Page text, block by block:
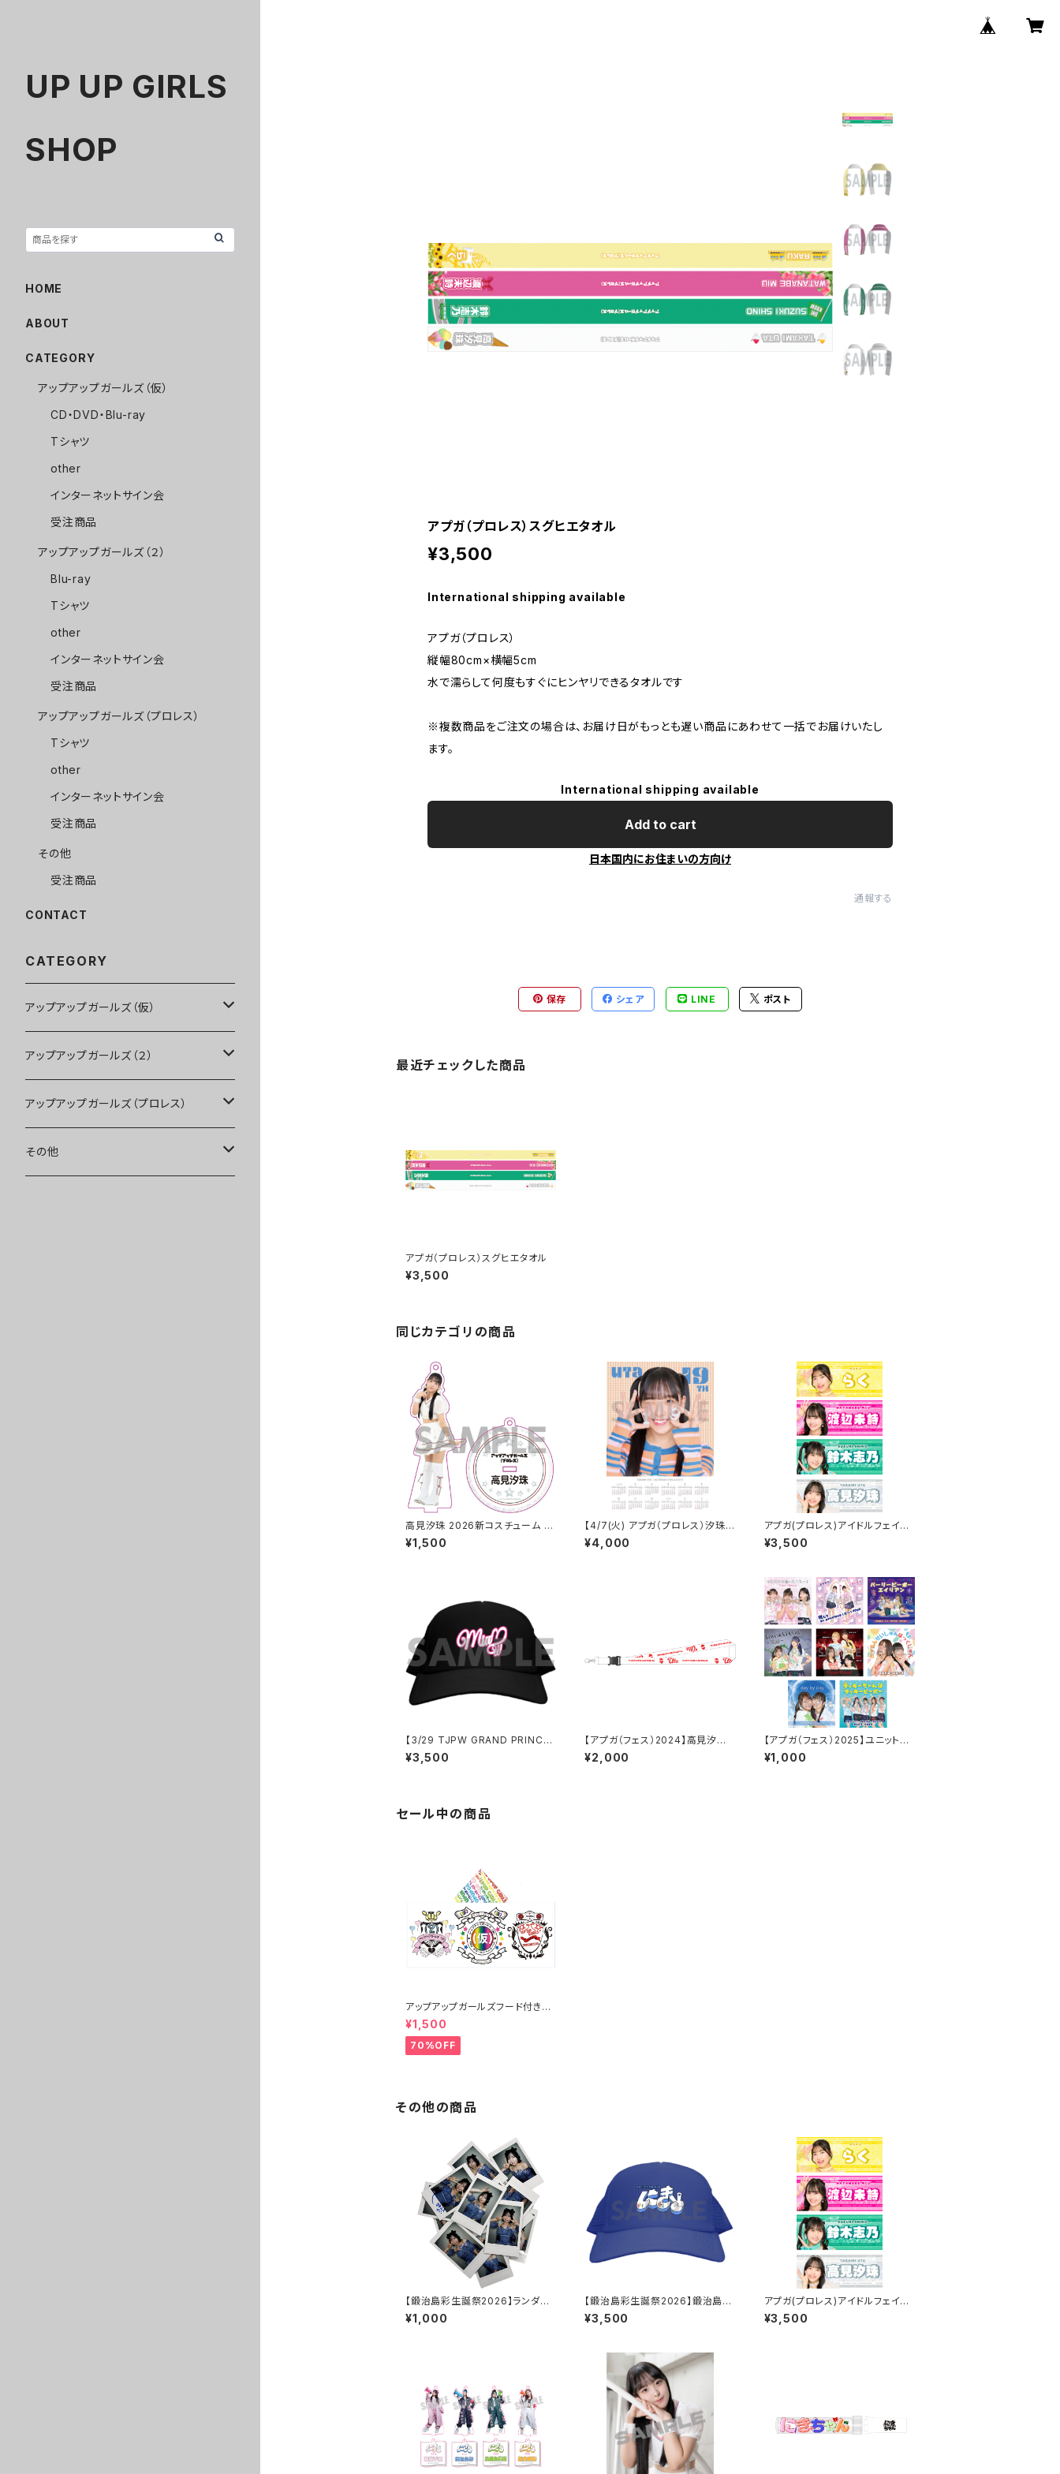
アプガ（プロレス）スグヒエタオル
¥3,500
International shipping available
アプガ（プロレス）
縦幅80cm×横幅5cm
水で濡らして何度もすぐにヒンヤリできるタオルです
※複数商品をご注文の場合は、お届け日がもっとも遅い商品にあわせて一括でお届けいたし
ます。
International shipping available
Add to cart
日本国内にお住まいの方向け
通報する
保存 シェア LINE ポスト
最近チェックした商品
アプガ（プロレス）スグヒエタオル
¥3,500
同じカテゴリの商品
高見汐珠 2026新コスチューム ア
クリルスタンドキーホルダー
¥1,500
【4/7(火) アプガ（プロレス）汐珠生
誕】 A3カレンダーポスター（サイ
ン付き）
¥4,000
アプガ(プロレス)アイドルフェイス
タオル2026ver.
¥3,500
【3/29 TJPW GRAND PRINCES
S '26】 未詩ロゴチャップ
¥3,500
【アプガ（フェス）2024】高見汐珠
ネームネックストラップ
¥2,000
【アプガ（フェス）2025】ユニットジ
ャケ写風ポートレート
¥1,000
セール中の商品
アップアップガールズフード付きタ
オル
¥1,500
70%OFF
その他の商品
【鍛治島彩生誕祭2026】ランダム
チェキ
¥1,000
【鍛治島彩生誕祭2026】鍛治島に
きちゃん キャップ
¥3,500
アプガ(プロレス)アイドルフェイス
タオル2026ver.
¥3,500
UP UP GIRLS
SHOP
HOME
ABOUT
CATEGORY
アップアップガールズ（仮）
CD・DVD・Blu-ray
Tシャツ
other
インターネットサイン会
受注商品
アップアップガールズ（２）
Blu-ray
Tシャツ
other
インターネットサイン会
受注商品
アップアップガールズ（プロレス）
Tシャツ
other
インターネットサイン会
受注商品
その他
受注商品
CONTACT
CATEGORY
アップアップガールズ（仮）
CD・DVD・Blu-ray
Tシャツ
other
アップアップガールズ（２）
Blu-ray
Tシャツ
アップアップガールズ（プロレス）
Tシャツ
その他